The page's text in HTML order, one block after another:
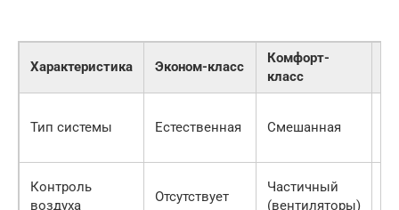
Характеристика Эконом-класс
Комфорт-
класс
Тип системы Естественная Смешанная
Контроль
воздуха
Отсутствует
Частичный
(вентиляторы)